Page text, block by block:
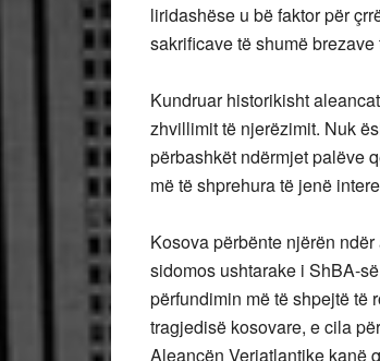
liridashëse u bë faktor për
sakrificave të shumë
Kundruar historikisht
zhvillimit të njerëzimit. Nuk
përbashkët ndërmjet palëve
më të shprehura të jenë
Kosova përbënte njërën
sidomos ushtarake i ShBA-
përfundimin më të shpejtë të
tragjedisë kosovare, e cila
Aleancën Veriatlantike kanë